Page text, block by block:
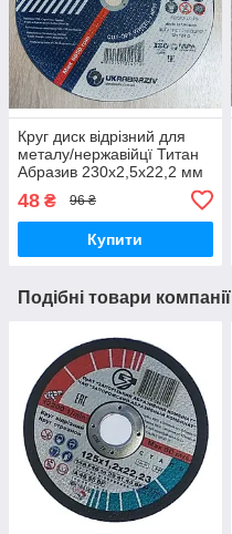
Круг диск відрізний для
металу/нержавійцї Титан
Абразив 230х2,5х22,2 мм
48 ₴ 96 ₴
Купити
Подібні товари компанії